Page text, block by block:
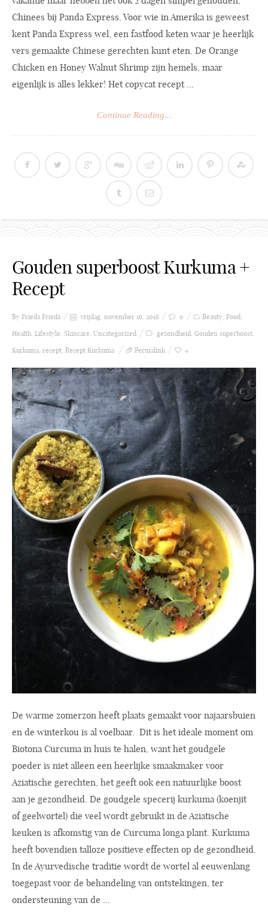
Chinees bij Panda Express. Voor wie in Amerika is geweest
kent Panda Express wel, een fastfood keten waar je heerlijk
vers gemaakte Chinese gerechten kunt eten. De Orange
Chicken en Honey Walnut Shrimp zijn hemels, maar
eigenlijk is alles lekker! Het copycat recept ...
Continue Reading...
Gouden superboost Kurkuma +
Recept
By Frieda Frieda vrijdag, november 16, 2018 0 Beauty, Food,
Health, Lifestyle, Skincare, Uncategorized gezondheid, Gouden superboost,
Kurkuma, recept, Recept Kurkuma Permalink 4
De warme zomerzon heeft plaats gemaakt voor najaarsbuien
en de winterkou is al voelbaar. Dit is het ideale moment om
Biotona Curcuma in huis te halen, want het goudgele
poeder is niet alleen een heerlijke smaakmaker voor
Aziatische gerechten, het geeft ook een natuurlijke boost
aan je gezondheid. De goudgele specerij kurkuma (koenjit
of geelwortel) die veel wordt gebruikt in de Aziatische
keuken is afkomstig van de Curcuma longa plant. Kurkuma
heeft bovendien talloze positieve effecten op de gezondheid.
In de Ayurvedische traditie wordt de wortel al eeuwenlang
toegepast voor de behandeling van ontstekingen, ter
ondersteuning van de ...